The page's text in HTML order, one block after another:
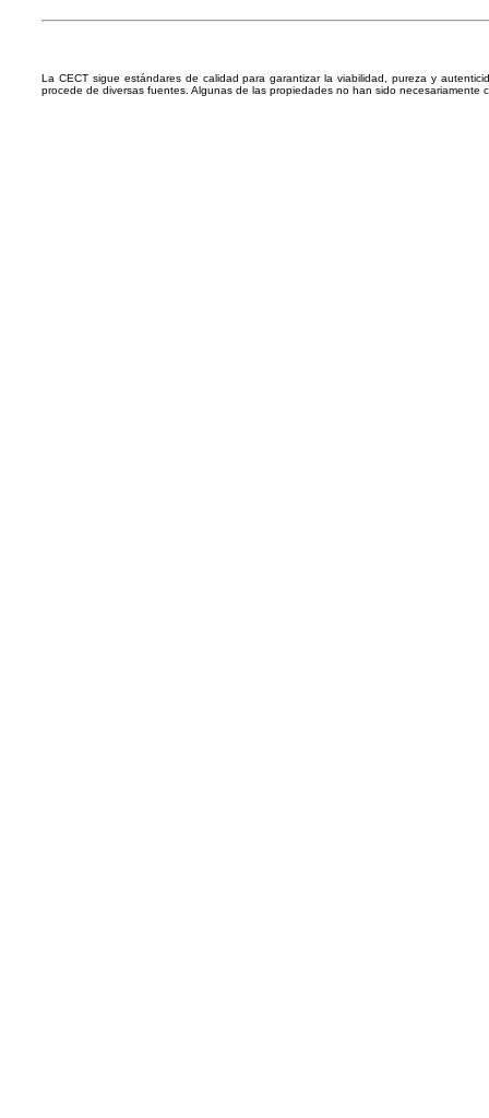
La CECT sigue estándares de calidad para garantizar la viabilidad, pureza y
procede de diversas fuentes. Algunas de las propiedades no han sido necesariamente